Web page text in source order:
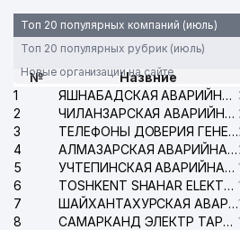
Топ 20 популярных компаний (июль)
Топ 20 популярных рубрик (июль)
Новые организации на сайте
№
Назвние
1
ЯШНАБАДСКАЯ АВАРИЙНАЯ СЛУЖБА ЭЛЕКТРОСЕТИ
2
ЧИЛАНЗАРСКАЯ АВАРИЙНАЯ СЛУЖБА ЭЛЕКТРОСЕТИ
3
ТЕЛЕФОНЫ ДОВЕРИЯ ГЕНЕРАЛЬНОЙ ПРОКУРАТУРЫ РЕСПУБЛИКИ УЗБЕКИСТАН
4
АЛМАЗАРСКАЯ АВАРИЙНАЯ СЛУЖБА ЭЛЕКТРОСЕТИ
5
УЧТЕПИНСКАЯ АВАРИЙНАЯ СЛУЖБА ЭЛЕКТРОСЕТИ
6
TOSHKENT SHAHAR ELEKTR TARMOQLARI KORXONASI АО
7
ШАЙХАНТАХУРСКАЯ АВАРИЙНАЯ СЛУЖБА ЭЛЕКТРОСЕТИ
8
САМАРКАНД ЭЛЕКТР ТАРМОКЛАРИ АО